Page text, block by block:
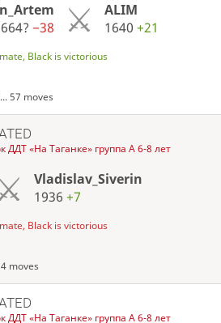
−38
ALIM
1640 +21
Black is victorious
57 moves
ДДТ «На Таганке» группа А 6-8 лет
Vladislav_Siverin
1936 +7
Black is victorious
moves
ДДТ «На Таганке» группа А 6-8 лет